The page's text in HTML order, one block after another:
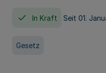
In Kraft Seit 01.
Gesetz